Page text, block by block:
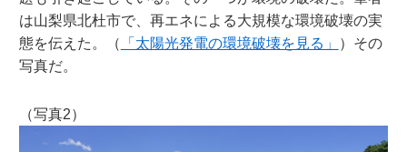
は山梨県北杜市で、再エネによる大規模な環境破壊の実
態を伝えた。（ 「太陽光発電の環境破壊を見る」
）その
写真だ。
（写真2）